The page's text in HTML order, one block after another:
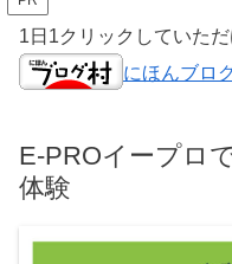
1日1クリックしていた
にほんブロ
E-PROイープロ
体験